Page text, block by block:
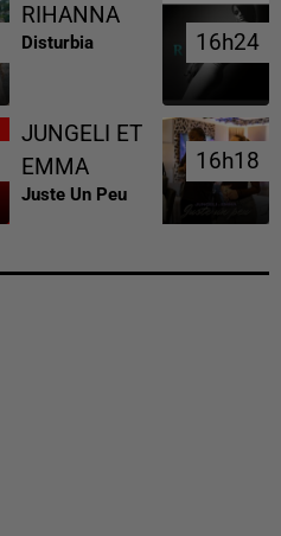
RIHANNA
Disturbia 16h24
16h24
JUNGELI ET
EMMA
Juste Un Peu
16h18
16h18